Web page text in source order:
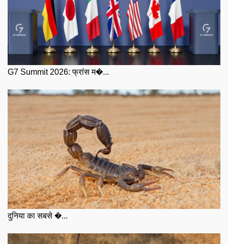
G7 Summit 2026: फ्रांस म�...
दुनिया का सबसे �...